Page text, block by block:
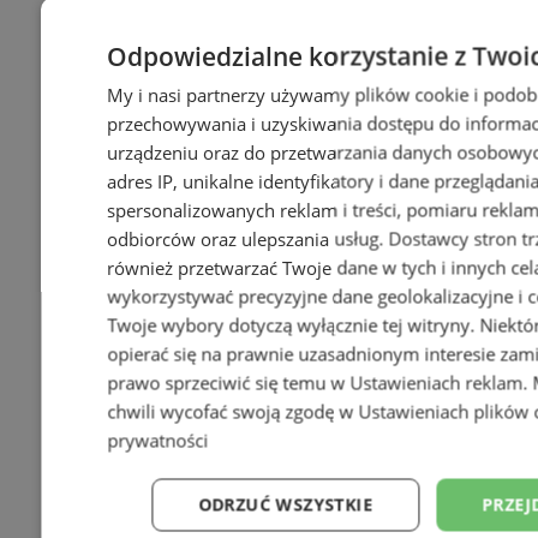
Odpowiedzialne korzystanie z
My i nasi partnerzy używamy plików cookie i
przechowywania i uzyskiwania dostępu do
urządzeniu oraz do przetwarzania danych
adres IP, unikalne identyfikatory i dane
spersonalizowanych reklam i treści, pomiaru
odbiorców oraz ulepszania usług. Dostawcy stron
również przetwarzać Twoje dane w tych i innych
wykorzystywać precyzyjne dane geolokalizacyjne i
Twoje wybory dotyczą wyłącznie tej witryny.
opierać się na prawnie uzasadnionym interesie
prawo sprzeciwić się temu w Ustawieniach reklam.
chwili wycofać swoją zgodę w Ustawieniach plików
prywatności
ODRZUĆ WSZYSTKIE